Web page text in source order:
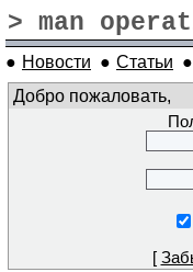
> man
● Новости ● Статьи ●
Добро пожаловать,
[